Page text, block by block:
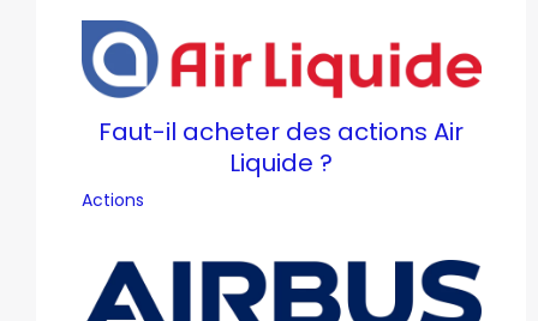
Faut-il acheter des actions Air
Liquide ?
Actions